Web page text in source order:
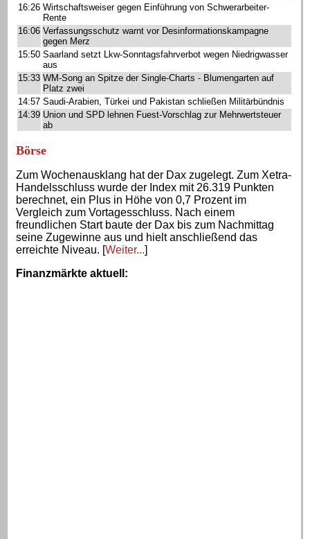
16:26 Wirtschaftsweiser gegen Einführung von Schwerarbeiter-
Rente
16:06 Verfassungsschutz warnt vor Desinformationskampagne
gegen Merz
15:50 Saarland setzt Lkw-Sonntagsfahrverbot wegen Niedrigwasser
aus
15:33 WM-Song an Spitze der Single-Charts - Blumengarten auf
Platz zwei
14:57 Saudi-Arabien, Türkei und Pakistan schließen Militärbündnis
14:39 Union und SPD lehnen Fuest-Vorschlag zur Mehrwertsteuer
ab
Börse
Zum Wochenausklang hat der Dax zugelegt. Zum Xetra-
Handelsschluss wurde der Index mit 26.319 Punkten
berechnet, ein Plus in Höhe von 0,7 Prozent im
Vergleich zum Vortagesschluss. Nach einem
freundlichen Start baute der Dax bis zum Nachmittag
seine Zugewinne aus und hielt anschließend das
erreichte Niveau. [Weiter...]
Finanzmärkte aktuell :